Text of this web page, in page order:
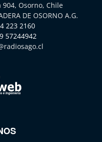
904, Osorno, Chile
DE OSORNO A.G.
223 2160
57244942